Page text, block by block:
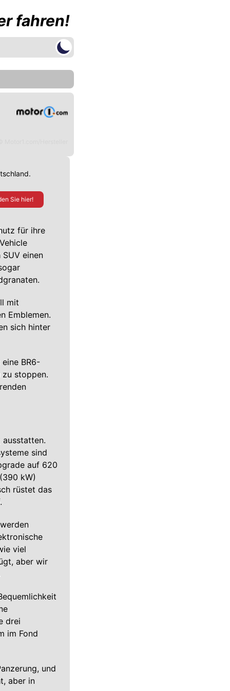
fahren!
Sie hier!
für ihre
einen
mit
Emblemen.
sich hinter
BR6-
stoppen.
ausstatten.
sind
auf 620
kW)
rüstet das
viel
aber wir
drei
im Fond
und
aber in